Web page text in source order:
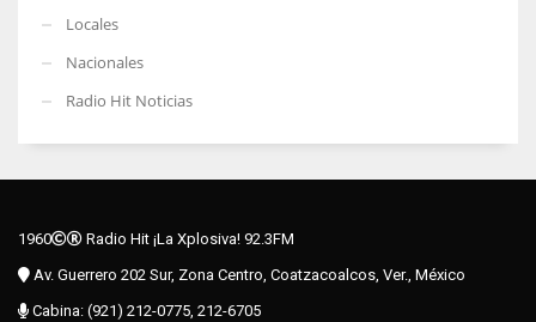
Locales
Nacionales
Radio Hit Noticias
1960
Radio Hit ¡La Xplosiva! 92.3FM
Av. Guerrero 202 Sur, Zona Centro, Coatzacoalcos, Ver., México
Cabina: (921) 212-0775, 212-6705